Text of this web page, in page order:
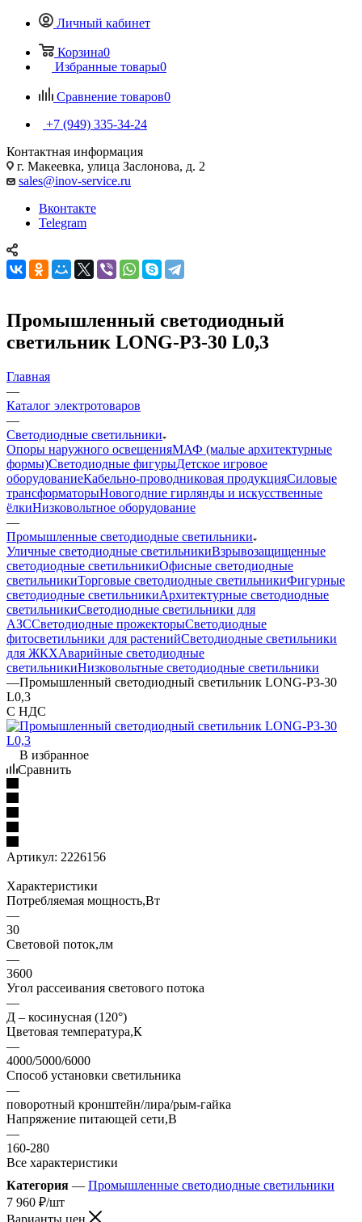
Личный кабинет
Корзина0
Избранные товары0
Сравнение товаров0
+7 (949) 335-34-24
Контактная информация
г. Макеевка, улица Заслонова, д. 2
sales@inov-service.ru
Вконтакте
Telegram
Промышленный светодиодный
светильник LONG-P3-30 L0,3
Главная
—
Каталог электротоваров
—
Светодиодные светильники
Опоры наружного освещенияМАФ (малые архитектурные
формы)Светодиодные фигурыДетское игровое
оборудованиеКабельно-проводниковая продукцияСиловые
трансформаторыНовогодние гирлянды и искусственные
ёлкиНизковольтное оборудование
—
Промышленные светодиодные светильники
Уличные светодиодные светильникиВзрывозащищенные
светодиодные светильникиОфисные светодиодные
светильникиТорговые светодиодные светильникиФигурные
светодиодные светильникиАрхитектурные светодиодные
светильникиСветодиодные светильники для
АЗССветодиодные прожекторыСветодиодные
фитосветильники для растенийСветодиодные светильники
для ЖКХАварийные светодиодные
светильникиНизковольтные светодиодные светильники
—Промышленный светодиодный светильник LONG-P3-30
L0,3
С НДС
В избранное
Сравнить
Артикул: 2226156
Характеристики
Потребляемая мощность,Вт
—
30
Световой поток,лм
—
3600
Угол рассеивания светового потока
—
Д – косинусная (120°)
Цветовая температура,К
—
4000/5000/6000
Способ установки светильника
—
поворотный кронштейн/лира/рым-гайка
Напряжение питающей сети,В
—
160-280
Все характеристики
Категория — Промышленные светодиодные светильники
7 960 ₽/шт
Варианты цен